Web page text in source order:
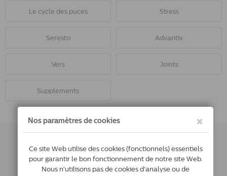
Le cycle des puces Stress
Seresto Advantix
Vers Joints
Supplements
Service & contact
Nous sommes l� pour vous 24/7